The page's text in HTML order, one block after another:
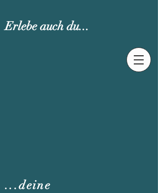
Erlebe auch du...
...deine